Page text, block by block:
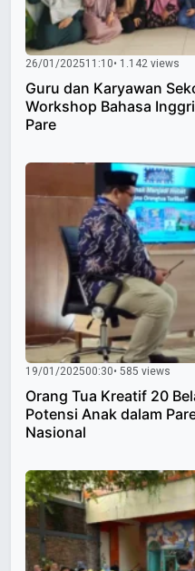
26/01/202511:10• 1.142 views
Guru dan Karyawan
Workshop Bahasa
Pare
19/01/202500:30• 585 views
Orang Tua Kreatif 20
Potensi Anak dalam
Nasional